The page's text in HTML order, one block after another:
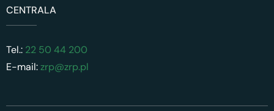
CENTRALA
Tel.: 22 50 44 200
E-mail:zrp@zrp.pl